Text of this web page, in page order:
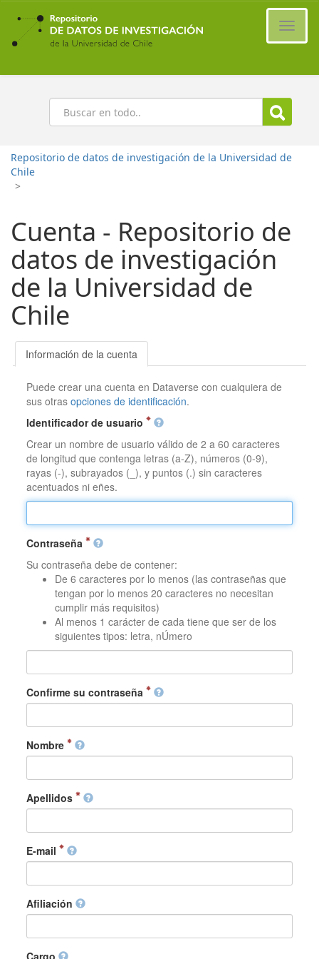
Ir
contenido
principal
Buscar
Repositorio de datos de investigación de la Universidad de
Chile
>
Cuenta - Repositorio de
datos de investigación
de la Universidad de
Chile
Información de la cuenta
Puede crear una cuenta en Dataverse con cualquiera de
sus otrasopciones de identificación.
Identificador de usuario
Crear un nombre de usuario válido de 2 a 60 caracteres
de longitud que contenga letras (a-Z), números (0-9),
rayas (-), subrayados (_), y puntos (.) sin caracteres
acentuados ni eñes.
Contraseña
Su contraseña debe de contener:
De 6 caracteres por lo menos (las contraseñas que
tengan por lo menos 20 caracteres no necesitan
cumplir más requisitos)
Al menos 1 carácter de cada tiene que ser de los
siguientes tipos: letra, nÚmero
Confirme su contraseña
Nombre
Apellidos
E-mail
Afiliación
Cargo